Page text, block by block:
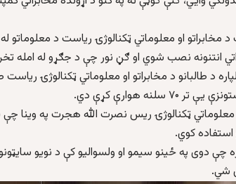
د مخابراتو او معلوماتي ټکنالوژۍ ریاست د
د طالبانو د مخابراتو او معلوماتي ټکنالوژۍ
۷۰ سلنه هوارې کړې دي.
معلوماتي ټکنالوژۍ ریس نصرت الله هجرت په وینا
چې دوی په ځینو سیمو او ولسوالیو کې د نویو
شي.